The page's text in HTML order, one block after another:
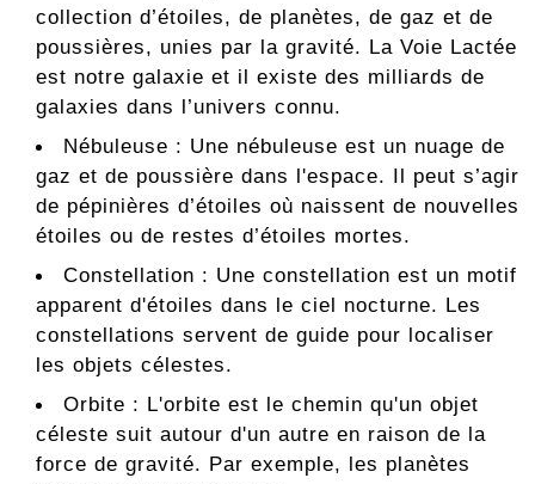
collection d’étoiles, de planètes, de gaz et de
poussières, unies par la gravité. La Voie Lactée
est notre galaxie et il existe des milliards de
galaxies dans l’univers connu.
Nébuleuse : Une nébuleuse est un nuage de
gaz et de poussière dans l'espace. Il peut s’agir
de pépinières d’étoiles où naissent de nouvelles
étoiles ou de restes d’étoiles mortes.
Constellation : Une constellation est un motif
apparent d'étoiles dans le ciel nocturne. Les
constellations servent de guide pour localiser
les objets célestes.
Orbite : L'orbite est le chemin qu'un objet
céleste suit autour d'un autre en raison de la
force de gravité. Par exemple, les planètes